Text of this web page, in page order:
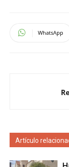
WhatsApp
Artículo